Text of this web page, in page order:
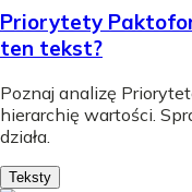
Priorytety
ten tekst?
Poznaj analizę
hierarchię wartości.
działa.
Teksty